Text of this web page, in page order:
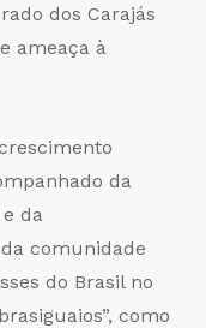
dos Carajás
ameaça à
da
da
comunidade
do Brasil no
como